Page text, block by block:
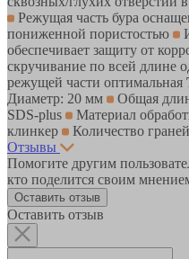
Режущая часть бура
пониженной пористостью
обеспечивает защиту от
скручивание по всей длине
режущей части оптимальная
Диаметр: 20 мм
Общая
SDS-plus
Материал
клинкер
Количество
Отзывы
Помогите другим
кто поделится своим
Оставить отзыв
Оставить отзыв